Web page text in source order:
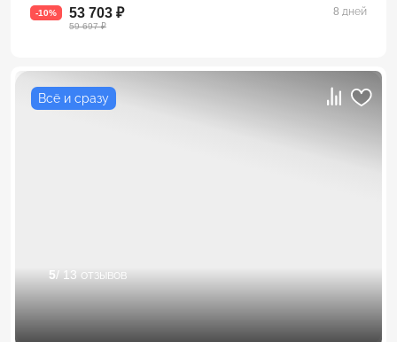
-10% 53 703 ₽
59 697 ₽
8 дней
Всё и сразу
5/ 13 отзывов